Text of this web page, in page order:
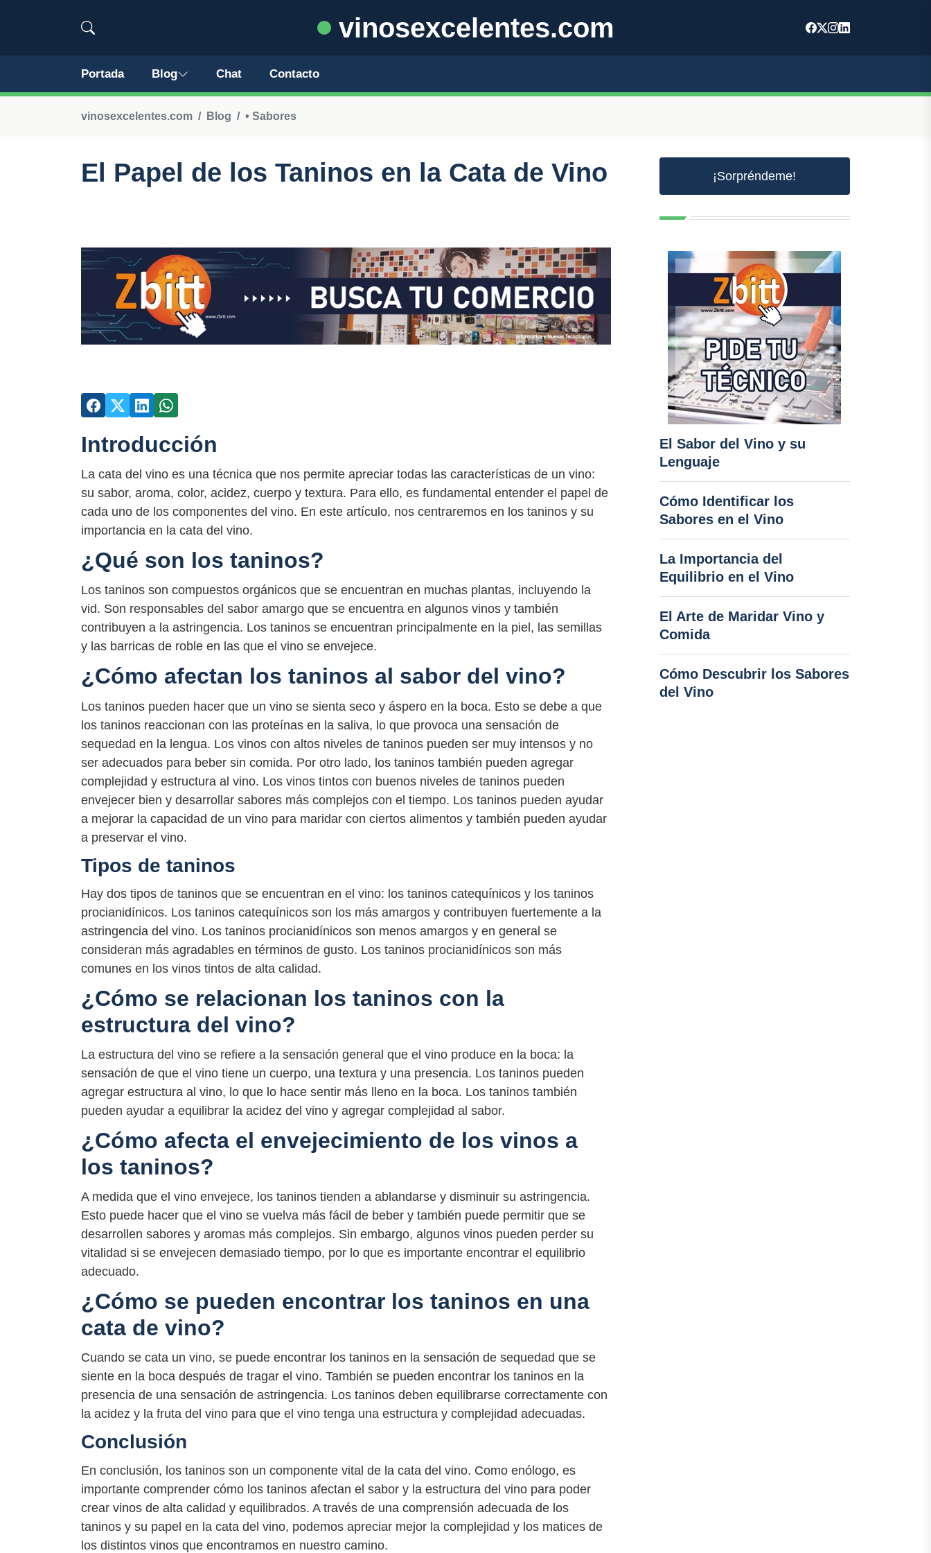
vinosexcelentes.com
Portada Blog Chat Contacto
vinosexcelentes.com Blog • Sabores
El Papel de los Taninos en la Cata de Vino
Introducción
La cata del vino es una técnica que nos permite apreciar todas las características de un vino:
su sabor, aroma, color, acidez, cuerpo y textura. Para ello, es fundamental entender el papel de
cada uno de los componentes del vino. En este artículo, nos centraremos en los taninos y su
importancia en la cata del vino.
¿Qué son los taninos?
Los taninos son compuestos orgánicos que se encuentran en muchas plantas, incluyendo la
vid. Son responsables del sabor amargo que se encuentra en algunos vinos y también
contribuyen a la astringencia. Los taninos se encuentran principalmente en la piel, las semillas
y las barricas de roble en las que el vino se envejece.
¿Cómo afectan los taninos al sabor del vino?
Los taninos pueden hacer que un vino se sienta seco y áspero en la boca. Esto se debe a que
los taninos reaccionan con las proteínas en la saliva, lo que provoca una sensación de
sequedad en la lengua. Los vinos con altos niveles de taninos pueden ser muy intensos y no
ser adecuados para beber sin comida. Por otro lado, los taninos también pueden agregar
complejidad y estructura al vino. Los vinos tintos con buenos niveles de taninos pueden
envejecer bien y desarrollar sabores más complejos con el tiempo. Los taninos pueden ayudar
a mejorar la capacidad de un vino para maridar con ciertos alimentos y también pueden ayudar
a preservar el vino.
Tipos de taninos
Hay dos tipos de taninos que se encuentran en el vino: los taninos catequínicos y los taninos
procianidínicos. Los taninos catequínicos son los más amargos y contribuyen fuertemente a la
astringencia del vino. Los taninos procianidínicos son menos amargos y en general se
consideran más agradables en términos de gusto. Los taninos procianidínicos son más
comunes en los vinos tintos de alta calidad.
¿Cómo se relacionan los taninos con la
estructura del vino?
La estructura del vino se refiere a la sensación general que el vino produce en la boca: la
sensación de que el vino tiene un cuerpo, una textura y una presencia. Los taninos pueden
agregar estructura al vino, lo que lo hace sentir más lleno en la boca. Los taninos también
pueden ayudar a equilibrar la acidez del vino y agregar complejidad al sabor.
¿Cómo afecta el envejecimiento de los vinos a
los taninos?
A medida que el vino envejece, los taninos tienden a ablandarse y disminuir su astringencia.
Esto puede hacer que el vino se vuelva más fácil de beber y también puede permitir que se
desarrollen sabores y aromas más complejos. Sin embargo, algunos vinos pueden perder su
vitalidad si se envejecen demasiado tiempo, por lo que es importante encontrar el equilibrio
adecuado.
¿Cómo se pueden encontrar los taninos en una
cata de vino?
Cuando se cata un vino, se puede encontrar los taninos en la sensación de sequedad que se
siente en la boca después de tragar el vino. También se pueden encontrar los taninos en la
presencia de una sensación de astringencia. Los taninos deben equilibrarse correctamente con
la acidez y la fruta del vino para que el vino tenga una estructura y complejidad adecuadas.
Conclusión
En conclusión, los taninos son un componente vital de la cata del vino. Como enólogo, es
importante comprender cómo los taninos afectan el sabor y la estructura del vino para poder
crear vinos de alta calidad y equilibrados. A través de una comprensión adecuada de los
taninos y su papel en la cata del vino, podemos apreciar mejor la complejidad y los matices de
los distintos vinos que encontramos en nuestro camino.
¡Sorpréndeme!
El Sabor del Vino y su
Lenguaje
Cómo Identificar los
Sabores en el Vino
La Importancia del
Equilibrio en el Vino
El Arte de Maridar Vino y
Comida
Cómo Descubrir los Sabores
del Vino